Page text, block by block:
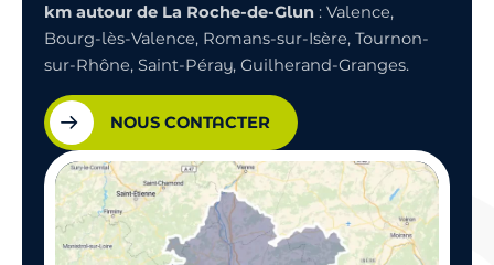
km autour de La Roche-de-Glun : Valence,
Bourg-lès-Valence, Romans-sur-Isère, Tournon-
sur-Rhône, Saint-Péray, Guilherand-Granges.
NOUS CONTACTER